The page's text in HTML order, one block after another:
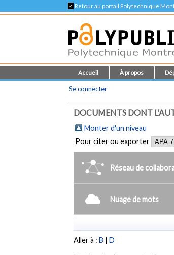
< Retour au portail Polytechnique
Accueil À propos
Se connecter
DOCUMENTS DONT
Monter d'un niveau
Pour citer ou exporter
Réseau de
Nuage de mots
Aller à :B |D